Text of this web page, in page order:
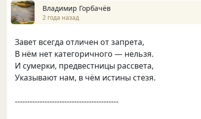
Владимир Горбачёв
2 года назад
Завет всегда отличен от запрета,
В нём нет категоричного — нельзя.
И сумерки, предвестницы рассвета,
Указывают нам, в чём истины стезя.
------------------------------------------